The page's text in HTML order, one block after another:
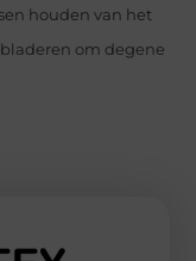
houden van het
om degene